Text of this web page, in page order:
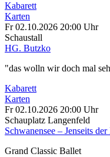
Kabarett
Karten
Fr 02.10.2026 20:00 Uhr
Schaustall
HG. Butzko
"das wolln wir doch mal
Kabarett
Karten
Fr 02.10.2026 20:00 Uhr
Schauplatz Langenfeld
Schwanensee – Jenseits
Grand Classic Ballet